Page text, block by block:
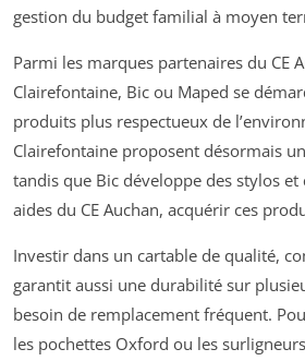
gestion du budget familial à moyen
Parmi les marques partenaires du CE
Clairefontaine, Bic ou Maped se
produits plus respectueux de
Clairefontaine proposent désormais
tandis que Bic développe des stylos
aides du CE Auchan, acquérir ces
Investir dans un cartable de qualité,
garantit aussi une durabilité sur
besoin de remplacement fréquent.
les pochettes Oxford ou les